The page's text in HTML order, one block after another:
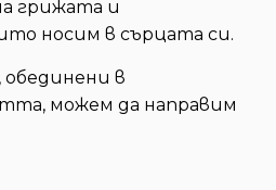
грижата и
носим в сърцата си.
в
можем да направим